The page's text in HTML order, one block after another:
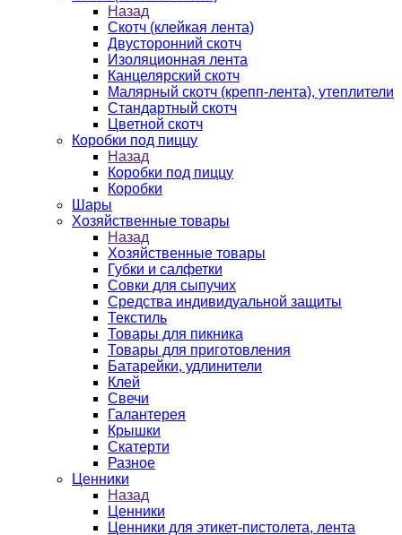
Назад
Скотч (клейкая лента)
Двусторонний скотч
Изоляционная лента
Канцелярский скотч
Малярный скотч (крепп-лента), утеплители
Стандартный скотч
Цветной скотч
Коробки под пиццу
Назад
Коробки под пиццу
Коробки
Шары
Хозяйственные товары
Назад
Хозяйственные товары
Губки и салфетки
Совки для сыпучих
Средства индивидуальной защиты
Текстиль
Товары для пикника
Товары для приготовления
Батарейки, удлинители
Клей
Свечи
Галантерея
Крышки
Скатерти
Разное
Ценники
Назад
Ценники
Ценники для этикет-пистолета, лента